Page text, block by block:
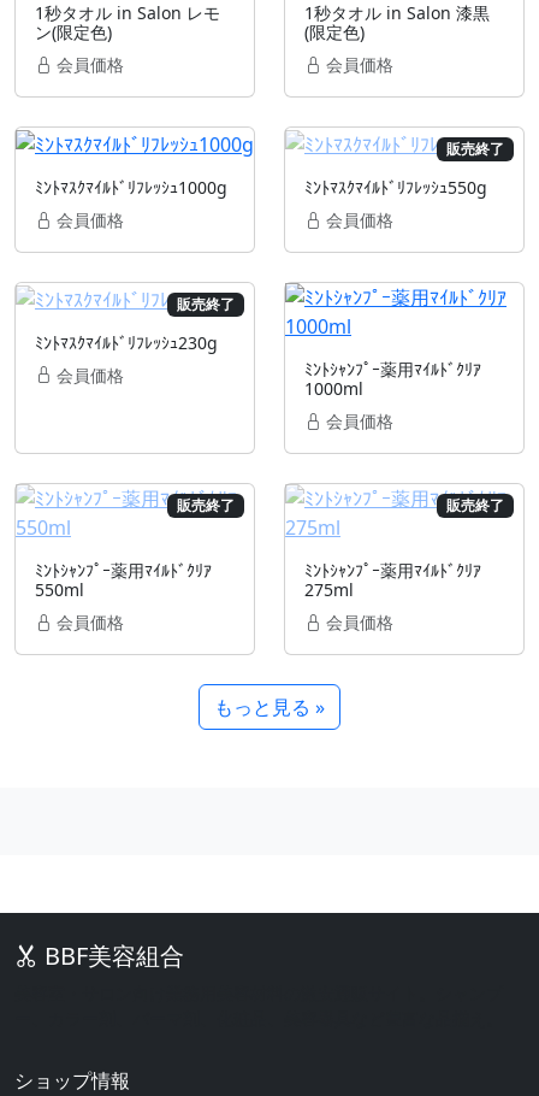
1秒タオル in Salon レモ
ン(限定色)
会員価格
1秒タオル in Salon 漆黒
(限定色)
会員価格
ﾐﾝﾄﾏｽｸﾏｲﾙﾄﾞﾘﾌﾚｯｼｭ1000g
会員価格
販売終了
ﾐﾝﾄﾏｽｸﾏｲﾙﾄﾞﾘﾌﾚｯｼｭ550g
会員価格
販売終了
ﾐﾝﾄﾏｽｸﾏｲﾙﾄﾞﾘﾌﾚｯｼｭ230g
会員価格
ﾐﾝﾄｼｬﾝﾌﾟｰ薬用ﾏｲﾙﾄﾞｸﾘｱ
1000ml
会員価格
販売終了
ﾐﾝﾄｼｬﾝﾌﾟｰ薬用ﾏｲﾙﾄﾞｸﾘｱ
550ml
会員価格
販売終了
ﾐﾝﾄｼｬﾝﾌﾟｰ薬用ﾏｲﾙﾄﾞｸﾘｱ
275ml
会員価格
もっと見る »
BBF美容組合
ショップ情報